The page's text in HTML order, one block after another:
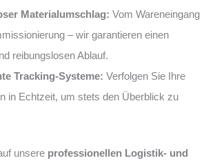
Materialumschlag: Vom Wareneingang
– wir garantieren einen
reibungslosen Ablauf.
Tracking-Systeme: Verfolgen Sie Ihre
in Echtzeit, um stets den Überblick zu
unsere professionellen Logistik- und